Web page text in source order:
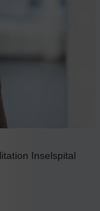
Inselspital